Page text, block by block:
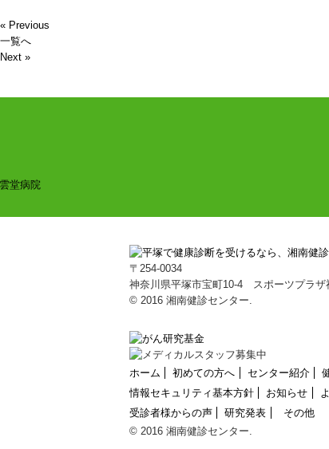
« Previous
一覧へ
Next »
〒254-0034
神奈川県平塚市宝町10-4 スポーツプラザ
© 2016 湘南健診センター.
ホーム 初めての方へ センター紹介
情報セキュリティ基本方針
お知らせ
受診者様からの声
研究発表
その他
© 2016 湘南健診センター.